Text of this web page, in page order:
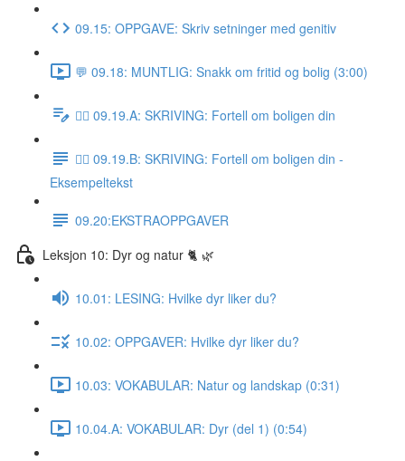
09.15: OPPGAVE: Skriv setninger med genitiv
💬 09.18: MUNTLIG: Snakk om fritid og bolig (3:00)
✍🏼 09.19.A: SKRIVING: Fortell om boligen din
✍🏼 09.19.B: SKRIVING: Fortell om boligen din -
Eksempeltekst
09.20:EKSTRAOPPGAVER
Leksjon 10: Dyr og natur 🐈 🌿
10.01: LESING: Hvilke dyr liker du?
10.02: OPPGAVER: Hvilke dyr liker du?
10.03: VOKABULAR: Natur og landskap (0:31)
10.04.A: VOKABULAR: Dyr (del 1) (0:54)